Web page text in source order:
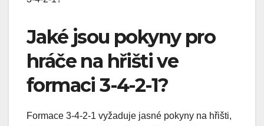
Jaké jsou pokyny pro
hráče na hřišti ve
formaci 3-4-2-1?
Formace 3-4-2-1 vyžaduje jasné pokyny na hřišti,